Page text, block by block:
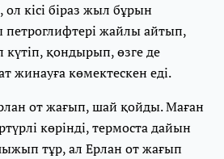
ол кісі біраз жыл бұрын
жайлы айтып,
қондырып, өзге де
жинауға көмектескен еді.
от жағып, шай қойды. Маған
көрінді, термоста дайын
тұр, ал Ерлан от жағып